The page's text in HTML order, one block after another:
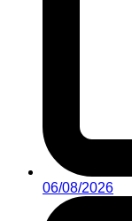
06/08/2026